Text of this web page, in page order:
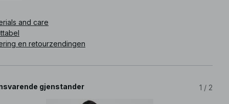
does the material feel? The linen fabric is breathable and
offering a soft touch that feels pleasant against the
it suitable for casual outings? Yes, this shirt is ideal for casual
occasion.
for a laid-back yet polished look. Adding accessories can
the ensemble.
How should I care for it? We recommend checking the care
and care
en retourzendingen
gjenstander 1 / 2